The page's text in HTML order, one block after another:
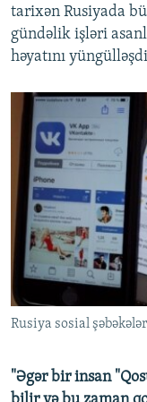
tarixən Rusiyada
gündəlik işləri
həyatını
Rusiya sosial
"Əgər bir insan